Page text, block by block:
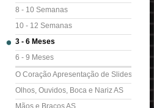
8 - 10 Semanas
10 - 12 Semanas
3 - 6 Meses
6 - 9 Meses
O Coração Apresentação de Slides (AS)
Olhos, Ouvidos, Boca e Nariz AS
Mãos e Braços AS